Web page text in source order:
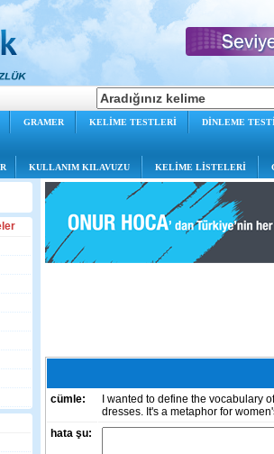
GRAMER KELİME TESTLERİ DİNLEME
KULLANIM KILAVUZU KELİME LİSTELERİ
cümle:
I wanted to define the vocabulary
dresses. It's a metaphor for
hata şu: